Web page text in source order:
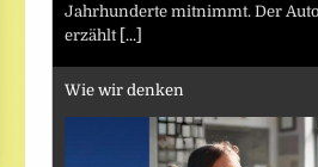
Jahrhunderte mitnimmt. Der
erzählt [...]
Wie wir denken